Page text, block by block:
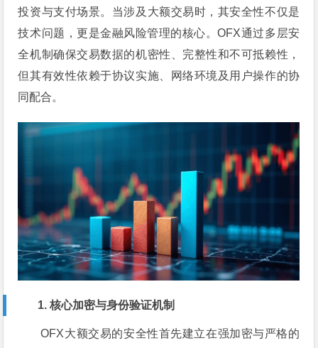
投资与支付场景。当涉及大额交易时，其安全性不仅是
技术问题，更是金融风险管理的核心。OFX通过多层安
全机制确保交易数据的机密性、完整性和不可抵赖性，
但其有效性依赖于协议实施、网络环境及用户操作的协
同配合。
1. 核心加密与身份验证机制
OFX大额交易的安全性首先建立在强加密与严格的